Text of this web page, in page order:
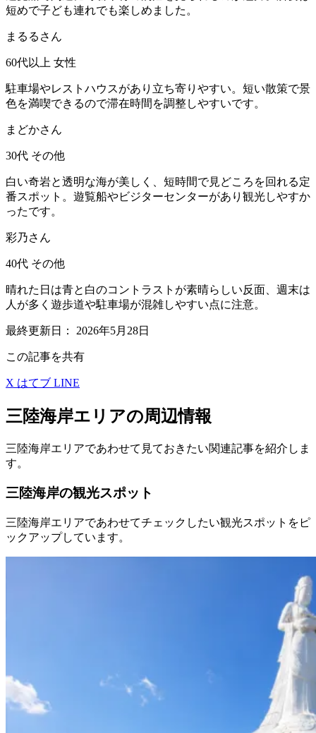
短めで子ども連れでも楽しめました。
まるるさん
60代以上 女性
駐車場やレストハウスがあり立ち寄りやすい。短い散策で景
色を満喫できるので滞在時間を調整しやすいです。
まどかさん
30代 その他
白い奇岩と透明な海が美しく、短時間で見どころを回れる定
番スポット。遊覧船やビジターセンターがあり観光しやすか
ったです。
彩乃さん
40代 その他
晴れた日は青と白のコントラストが素晴らしい反面、週末は
人が多く遊歩道や駐車場が混雑しやすい点に注意。
最終更新日： 2026年5月28日
この記事を共有
X はてブ LINE
三陸海岸エリアの周辺情報
三陸海岸エリアであわせて見ておきたい関連記事を紹介しま
す。
三陸海岸の観光スポット
三陸海岸エリアであわせてチェックしたい観光スポットをピ
ックアップしています。